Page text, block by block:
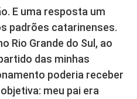
E uma resposta um
padrões catarinenses.
Rio Grande do Sul, ao
das minhas
poderia receber
meu pai era